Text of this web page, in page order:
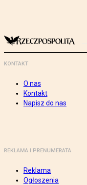
KONTAKT
O nas
Kontakt
Napisz do nas
REKLAMA I PRENUMERATA
Reklama
Ogłoszenia